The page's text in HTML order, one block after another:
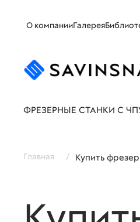
О компанииГалерея
ФРЕЗЕРНЫЕ СТАНКИ С
Главная / Купить